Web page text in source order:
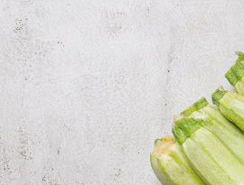
Ингредиенты:
ЕДА ОВОЩИ РЕЦЕПТЫ